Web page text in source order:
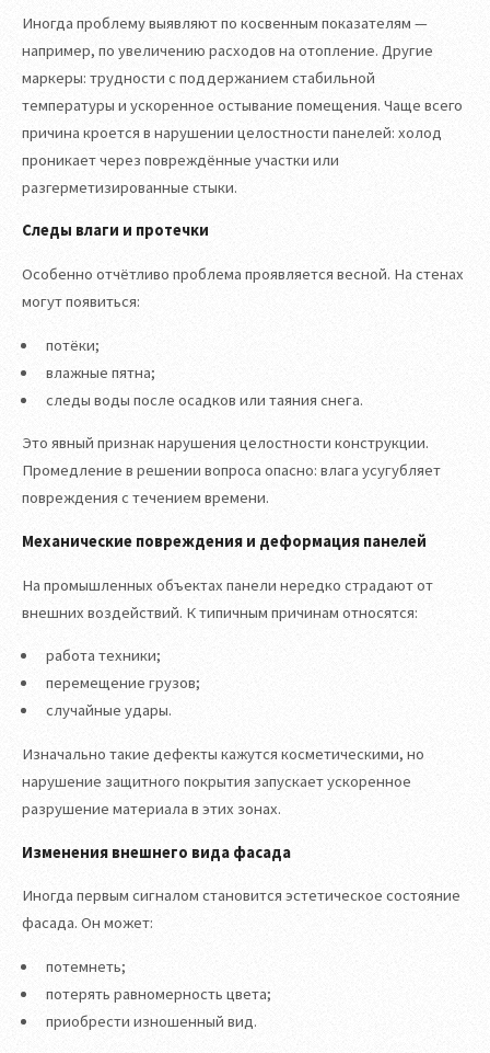
Иногда проблему выявляют по косвенным показателям —
например, по увеличению расходов на отопление. Другие
маркеры: трудности с поддержанием стабильной
температуры и ускоренное остывание помещения. Чаще всего
причина кроется в нарушении целостности панелей: холод
проникает через повреждённые участки или
разгерметизированные стыки.
Следы влаги и протечки
Особенно отчётливо проблема проявляется весной. На стенах
могут появиться:
потёки;
влажные пятна;
следы воды после осадков или таяния снега.
Это явный признак нарушения целостности конструкции.
Промедление в решении вопроса опасно: влага усугубляет
повреждения с течением времени.
Механические повреждения и деформация панелей
На промышленных объектах панели нередко страдают от
внешних воздействий. К типичным причинам относятся:
работа техники;
перемещение грузов;
случайные удары.
Изначально такие дефекты кажутся косметическими, но
нарушение защитного покрытия запускает ускоренное
разрушение материала в этих зонах.
Изменения внешнего вида фасада
Иногда первым сигналом становится эстетическое состояние
фасада. Он может:
потемнеть;
потерять равномерность цвета;
приобрести изношенный вид.